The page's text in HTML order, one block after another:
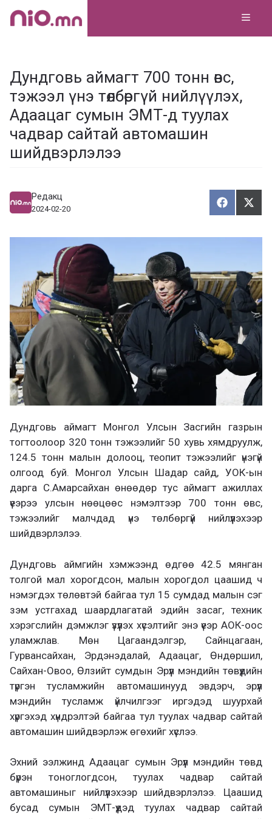
Skip
Дундговь аймагт 700 тонн өвс,
тэжээл үнэ төлбөргүй нийлүүлэх,
Адаацаг сумын ЭМТ-д туулах
чадвар сайтай автомашин
шийдвэрлэлээ
Редакц
2024-02-20
Х
у
а
ц
а
х
Т
э
Дундговь аймагт Монгол Улсын Засгийн газрын
тогтоолоор 320 тонн тэжээлийг 50 хувь хямдруулж,
124.5 тонн малын долооц, теопит тэжээлийг үнэгүй
олгоод буй. Монгол Улсын Шадар сайд, УОК-ын
дарга С.Амарсайхан өнөөдөр тус аймагт ажиллах
үеэрээ улсын нөөцөөс нэмэлтээр 700 тонн өвс,
тэжээлийг малчдад үнэ төлбөргүй нийлүүлэхээр
шийдвэрлэлээ.
Дундговь аймгийн хэмжээнд өдгөө 42.5 мянган
толгой мал хорогдсон, малын хорогдол цаашид ч
нэмэгдэх төлөвтэй байгаа тул 15 сумдад малын сэг
зэм устгахад шаардлагатай эдийн засаг, техник
хэрэгслийн дэмжлэг үзүүлэх хүсэлтийг энэ үеэр АОК-оос
уламжлав. Мөн Цагаандэлгэр, Сайнцагаан,
Гурвансайхан, Эрдэнэдалай, Адаацаг, Өндөршил,
Сайхан-Овоо, Өлзийт сумдын Эрүүл мэндийн төвүүдийн
түргэн тусламжийн автомашинууд эвдэрч, эрүүл
мэндийн тусламж үйлчилгээг иргэдэд шуурхай
хүргэхэд хүндрэлтэй байгаа тул туулах чадвар сайтай
автомашин шийдвэрлэж өгөхийг хүслээ.
Эхний ээлжинд Адаацаг сумын Эрүүл мэндийн төвд
бүрэн тоноглогдсон, туулах чадвар сайтай
автомашиныг нийлүүлэхээр шийдвэрлэлээ. Цаашид
бусад сумын ЭМТ-үүдэд туулах чадвар сайтай